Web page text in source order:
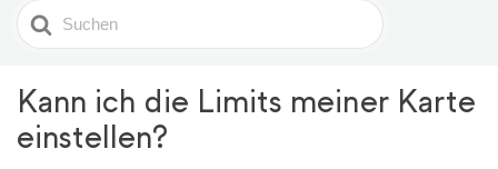
Search
For
Kann ich die Limits meiner Karte
einstellen?